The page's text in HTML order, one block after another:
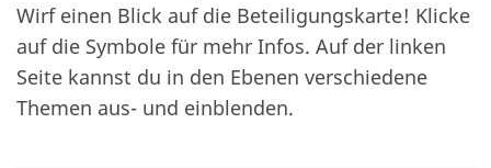
Wirf einen Blick auf die Beteiligungskarte! Klicke
auf die Symbole für mehr Infos. Auf der linken
Seite kannst du in den Ebenen verschiedene
Themen aus- und einblenden.